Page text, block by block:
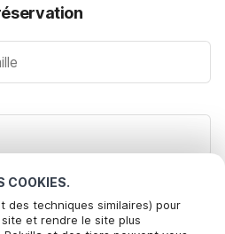
COOKIES.
des techniques similaires) pour
et rendre le site plus